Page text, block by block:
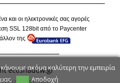
ακόμα καλύτερη την εμπειρία
Αποδοχή
και οι ηλεκτρονικές σας αγορές
SSL128bit από το Paycenter
της
ecoshadow.gr